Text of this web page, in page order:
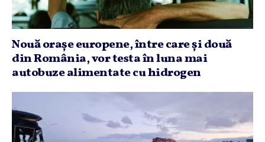
Nouă oraşe europene, între care şi două
din România, vor testa în luna mai
autobuze alimentate cu hidrogen